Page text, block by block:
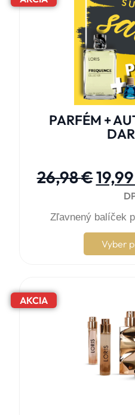
PARFÉM +
26,98€19,99
Zľavnený balíček
Vyber
AKCIA